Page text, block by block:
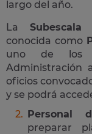
largo del año.
La
conocida como
uno de los
Administración
oficios
y se podrá
Personal
preparar